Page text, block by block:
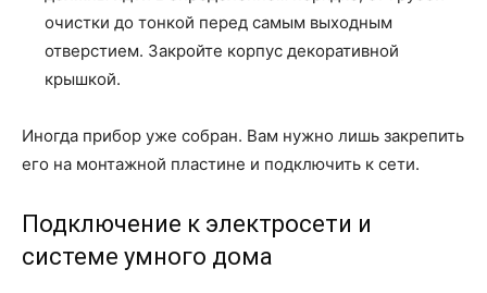
очистки до тонкой перед самым выходным
отверстием. Закройте корпус декоративной
крышкой.
Иногда прибор уже собран. Вам нужно лишь закрепить
его на монтажной пластине и подключить к сети.
Подключение к электросети и
системе умного дома